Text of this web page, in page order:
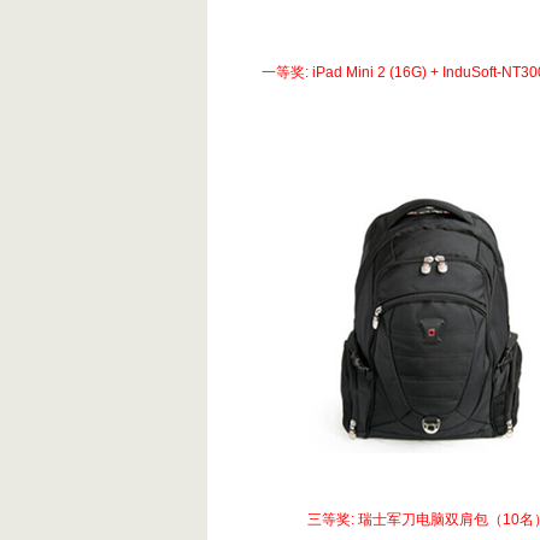
一等奖: iPad Mini 2 (16G) + InduSoft-
三等奖: 瑞士军刀电脑双肩包（10名